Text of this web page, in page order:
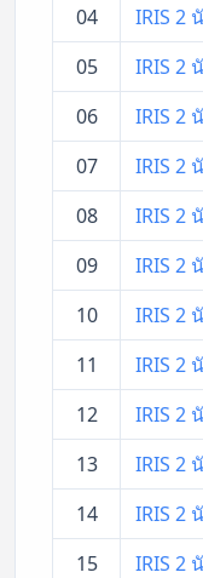
04
IRIS 2
05
IRIS 2
06
IRIS 2
07
IRIS 2
08
IRIS 2
09
IRIS 2
10
IRIS 2
11
IRIS 2
12
IRIS 2
13
IRIS 2
14
IRIS 2
15
IRIS 2